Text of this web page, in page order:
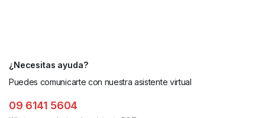
¿Necesitas ayuda?
Puedes comunicarte con nuestra asistente virtual
09 6141 5604